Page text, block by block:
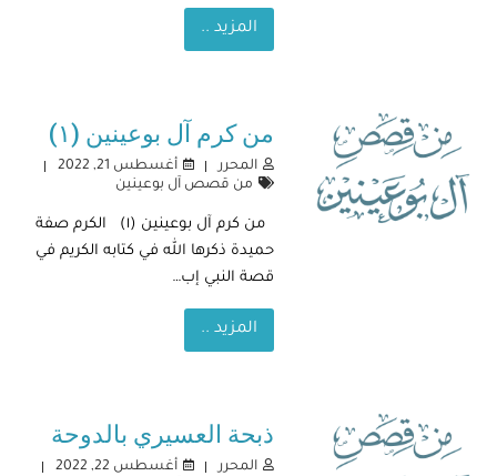
المزيد ..
من كرم آل بوعينين (١)
المحرر
أغسطس 21, 2022
من قصص آل بوعينين
من كرم آل بوعينين (١) الكرم صفة
حميدة ذكرها الله في كتابه الكريم في
قصة النبي إب…
المزيد ..
ذبحة العسيري بالدوحة
المحرر
أغسطس 22, 2022